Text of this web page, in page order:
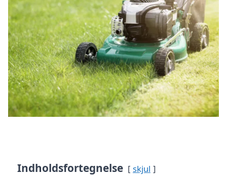
Indholdsfortegnelse skjul